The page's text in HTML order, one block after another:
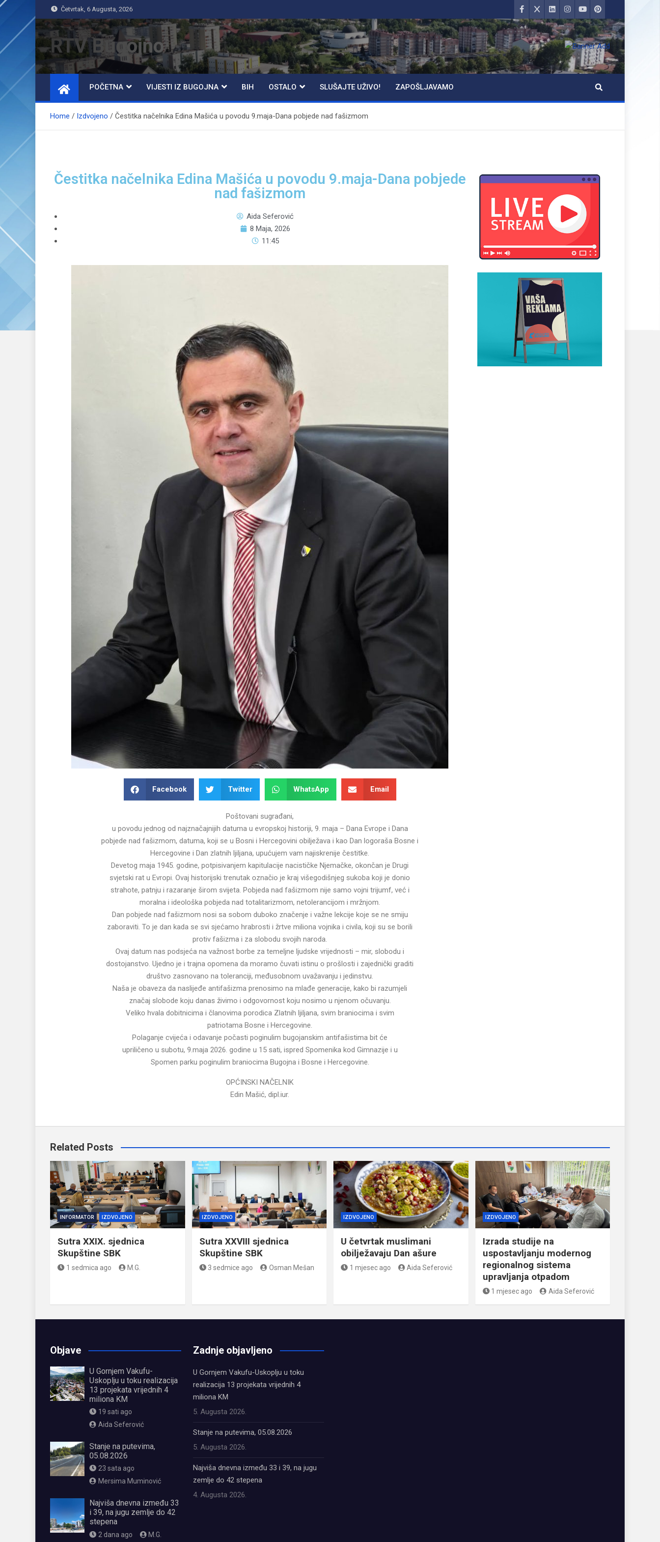
Četvrtak, 6 Augusta, 2026
RTV Bugojno
POČETNA VIJESTI IZ BUGOJNA BIH OSTALO SLUŠAJTE UŽIVO! ZAPOŠLJAVAMO
Home Izdvojeno Čestitka načelnika Edina Mašića u povodu 9.maja-Dana pobjede nad fašizmom
Čestitka načelnika Edina Mašića u povodu 9.maja-Dana pobjede
nad fašizmom
Aida Seferović
8 Maja, 2026
11:45
Facebook Twitter WhatsApp Email
Poštovani sugrađani,
u povodu jednog od najznačajnijih datuma u evropskoj historiji, 9. maja – Dana Evrope i Dana
pobjede nad fašizmom, datuma, koji se u Bosni i Hercegovini obilježava i kao Dan logoraša Bosne i
Hercegovine i Dan zlatnih ljiljana, upućujem vam najiskrenije čestitke.
Devetog maja 1945. godine, potpisivanjem kapitulacije nacističke Njemačke, okončan je Drugi
svjetski rat u Evropi. Ovaj historijski trenutak označio je kraj višegodišnjeg sukoba koji je donio
strahote, patnju i razaranje širom svijeta. Pobjeda nad fašizmom nije samo vojni trijumf, već i
moralna i ideološka pobjeda nad totalitarizmom, netolerancijom i mržnjom.
Dan pobjede nad fašizmom nosi sa sobom duboko značenje i važne lekcije koje se ne smiju
zaboraviti. To je dan kada se svi sjećamo hrabrosti i žrtve miliona vojnika i civila, koji su se borili
protiv fašizma i za slobodu svojih naroda.
Ovaj datum nas podsjeća na važnost borbe za temeljne ljudske vrijednosti – mir, slobodu i
dostojanstvo. Ujedno je i trajna opomena da moramo čuvati istinu o prošlosti i zajednički graditi
društvo zasnovano na toleranciji, međusobnom uvažavanju i jedinstvu.
Naša je obaveza da naslijeđe antifašizma prenosimo na mlađe generacije, kako bi razumjeli
značaj slobode koju danas živimo i odgovornost koju nosimo u njenom očuvanju.
Veliko hvala dobitnicima i članovima porodica Zlatnih ljiljana, svim braniocima i svim
patriotama Bosne i Hercegovine.
Polaganje cvijeća i odavanje počasti poginulim bugojanskim antifašistima bit će
upriličeno u subotu, 9.maja 2026. godine u 15 sati, ispred Spomenika kod Gimnazije i u
Spomen parku poginulim braniocima Bugojna i Bosne i Hercegovine.
OPĆINSKI NAČELNIK
Edin Mašić, dipl.iur.
Related Posts
INFORMATOR IZDVOJENO
Sutra XXIX. sjednica
Skupštine SBK
1 sedmica ago M.G.
IZDVOJENO
Sutra XXVIII sjednica
Skupštine SBK
3 sedmice ago Osman Mešan
IZDVOJENO
U četvrtak muslimani
obilježavaju Dan ašure
1 mjesec ago Aida Seferović
IZDVOJENO
Izrada studije na
uspostavljanju modernog
regionalnog sistema
upravljanja otpadom
1 mjesec ago Aida Seferović
Objave
U Gornjem Vakufu-
Uskoplju u toku realizacija
13 projekata vrijednih 4
miliona KM
19 sati ago
Aida Seferović
Stanje na putevima,
05.08.2026
23 sata ago
Mersima Muminović
Najviša dnevna između 33
i 39, na jugu zemlje do 42
stepena
2 dana ago M.G.
Zadnje objavljeno
U Gornjem Vakufu-Uskoplju u toku
realizacija 13 projekata vrijednih 4
miliona KM
5. Augusta 2026.
Stanje na putevima, 05.08.2026
5. Augusta 2026.
Najviša dnevna između 33 i 39, na jugu
zemlje do 42 stepena
4. Augusta 2026.